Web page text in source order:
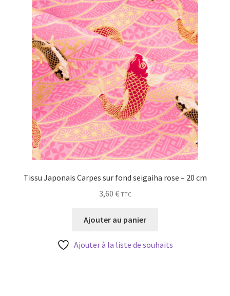
Tissu Japonais Carpes sur fond seigaiha rose – 20 cm
3,60 € TTC
Ajouter au panier
Ajouter à la liste de souhaits